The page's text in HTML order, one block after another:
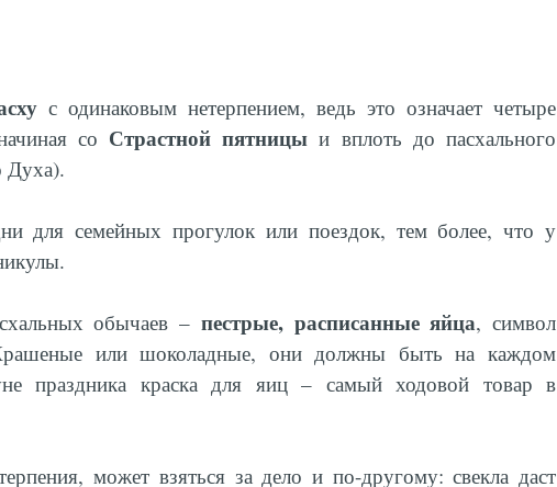
с одинаковым нетерпением, ведь это означает четыре
со Страстной пятницы и вплоть до пасхального
Духа).
для семейных прогулок или поездок, тем более, что у
обычаев – пестрые, расписанные яйца, символ
или шоколадные, они должны быть на каждом
праздника краска для яиц – самый ходовой товар в
может взяться за дело и по-другому: свекла даст